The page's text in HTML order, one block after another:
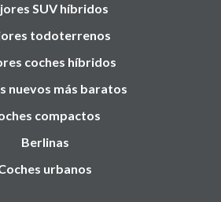
SUV híbridos
todoterrenos
coches híbridos
nuevos más baratos
compactos
Berlinas
urbanos